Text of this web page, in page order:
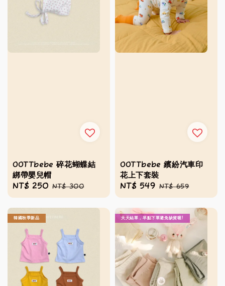
OOTTbebe 碎花蝴蝶結
綁帶嬰兒帽
Sale
price
NT$ 250 Regular
price
NT$ 300
OOTTbebe 繽紛汽車印
花上下套裝
Sale
price
NT$ 549 Regular
price
NT$ 659
韓國秋季新品 天天結單，早點下單避免缺貨喔!